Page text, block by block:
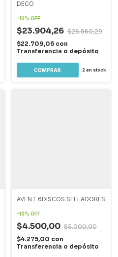
DECO
-10% OFF
$23.904,26 $26.560,29
$22.709,05 con
Transferencia o depósito
2 en stock
AVENT 6DISCOS SELLADORES
-10% OFF
$4.500,00 $5.000,00
$4.275,00 con
Transferencia o depósito